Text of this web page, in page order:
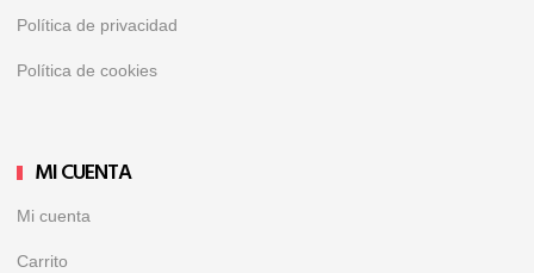
Política de privacidad
Política de cookies
MI CUENTA
Mi cuenta
Carrito